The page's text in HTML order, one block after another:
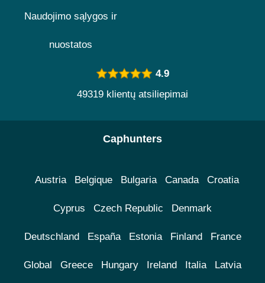
Naudojimo sąlygos ir
nuostatos
4.9
49319 klientų atsiliepimai
Caphunters
Austria Belgique Bulgaria Canada Croatia
Cyprus Czech Republic Denmark
Deutschland España Estonia Finland France
Global Greece Hungary Ireland Italia Latvia